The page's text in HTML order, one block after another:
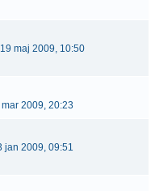
maj 2009, 10:50
2009, 20:23
jan 2009, 09:51